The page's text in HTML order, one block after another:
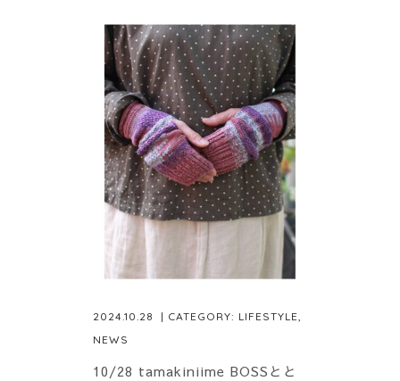
2024.10.28 | CATEGORY: LIFESTYLE,
NEWS
10/28 tamakiniime BOSSとと